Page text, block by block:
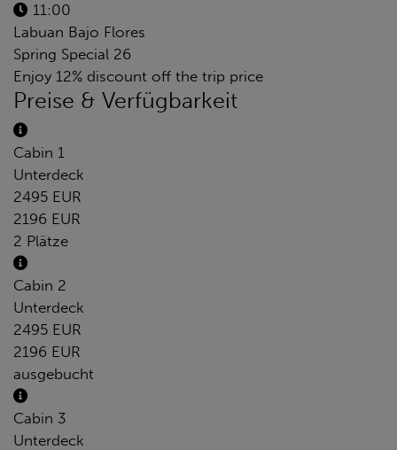
11:00
Labuan Bajo Flores
Spring Special 26
Enjoy 12% discount off the trip price
Preise & Verfügbarkeit
Cabin 1
Unterdeck
2495 EUR
2196 EUR
2 Plätze
Cabin 2
Unterdeck
2495 EUR
2196 EUR
ausgebucht
Cabin 3
Unterdeck